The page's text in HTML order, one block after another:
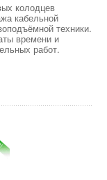
колодцев
кабельной
техники.
времени и
работ.